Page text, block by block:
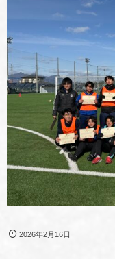
2026年2月16日